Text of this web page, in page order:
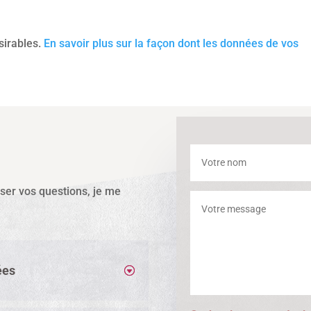
En savoir plus sur la façon dont les données de vos
vos questions, je me